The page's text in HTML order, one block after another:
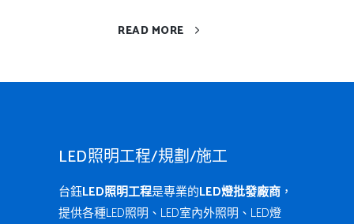
READ MORE
LED照明工程/規劃/施工
台鈺LED照明工程是專業的LED燈批發廠商 ，
提供各種LED照明、LED室內外照明、LED燈